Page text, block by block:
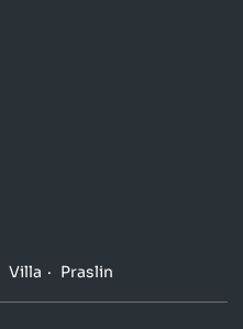
Villa Praslin